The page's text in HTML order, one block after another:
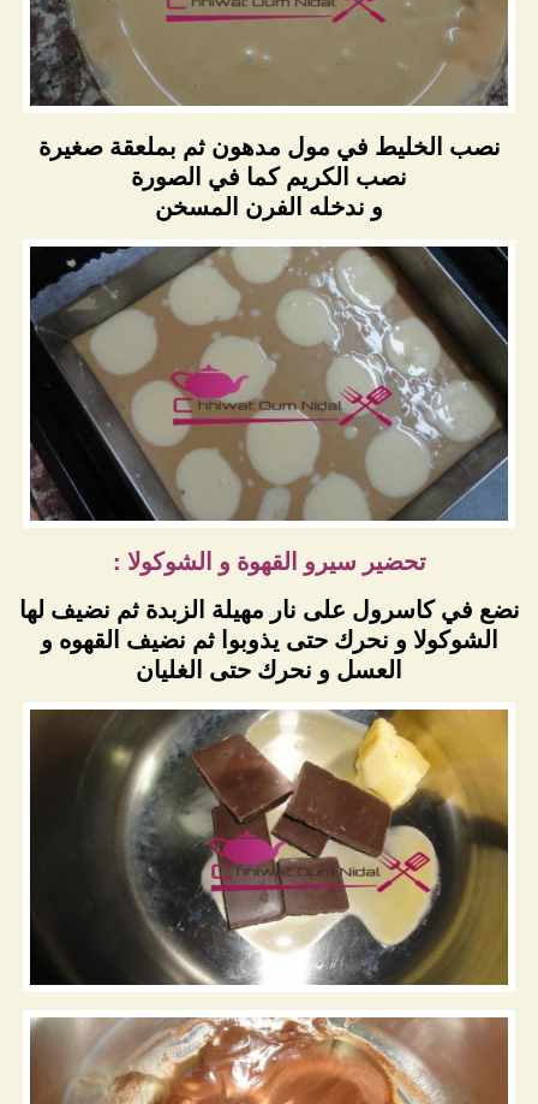
نصب الخليط في مول مدهون ثم بملعقة صغيرة
نصب الكريم كما في الصورة
و ندخله الفرن المسخن
تحضير سيرو القهوة و الشوكولا :
نضع في كاسرول على نار مهيلة الزبدة ثم نضيف لها
الشوكولا و نحرك حتى يذوبوا ثم نضيف القهوه و
العسل و نحرك حتى الغليان